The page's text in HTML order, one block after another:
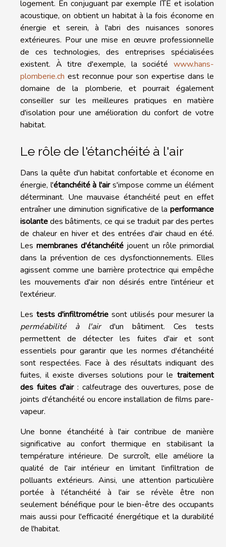
logement. En conjuguant par exemple ITE et isolation
acoustique, on obtient un habitat à la fois économe en
énergie et serein, à l'abri des nuisances sonores
extérieures. Pour une mise en œuvre professionnelle
de ces technologies, des entreprises spécialisées
existent. À titre d'exemple, la société www.hans-
plomberie.ch est reconnue pour son expertise dans le
domaine de la plomberie, et pourrait également
conseiller sur les meilleures pratiques en matière
d'isolation pour une amélioration du confort de votre
habitat.
Le rôle de l'étanchéité à l'air
Dans la quête d'un habitat confortable et économe en
énergie, l'étanchéité à l'airs'impose comme un élément
déterminant. Une mauvaise étanchéité peut en effet
entraîner une diminution significative de la performance
isolantedes bâtiments, ce qui se traduit par des pertes
de chaleur en hiver et des entrées d'air chaud en été.
Les membranes d'étanchéité jouent un rôle primordial
dans la prévention de ces dysfonctionnements. Elles
agissent comme une barrière protectrice qui empêche
les mouvements d'air non désirés entre l'intérieur et
l'extérieur.
Les tests d'infiltrométrie sont utilisés pour mesurer la
perméabilité à l'aird'un bâtiment. Ces tests
permettent de détecter les fuites d'air et sont
essentiels pour garantir que les normes d'étanchéité
sont respectées. Face à des résultats indiquant des
fuites, il existe diverses solutions pour le traitement
des fuites d'air: calfeutrage des ouvertures, pose de
joints d'étanchéité ou encore installation de films pare-
vapeur.
Une bonne étanchéité à l'air contribue de manière
significative au confort thermique en stabilisant la
température intérieure. De surcroît, elle améliore la
qualité de l'air intérieur en limitant l'infiltration de
polluants extérieurs. Ainsi, une attention particulière
portée à l'étanchéité à l'air se révèle être non
seulement bénéfique pour le bien-être des occupants
mais aussi pour l'efficacité énergétique et la durabilité
de l'habitat.